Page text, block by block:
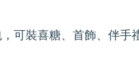
可裝喜糖、首飾、伴手